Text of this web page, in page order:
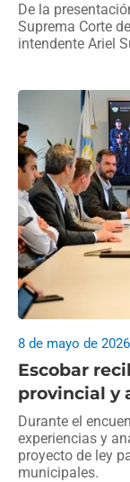
De la
Suprema Corte
intendente Ariel
Escobar
provincial y
8 de mayo de 2026
Durante el
experiencias y
proyecto de ley
municipales.